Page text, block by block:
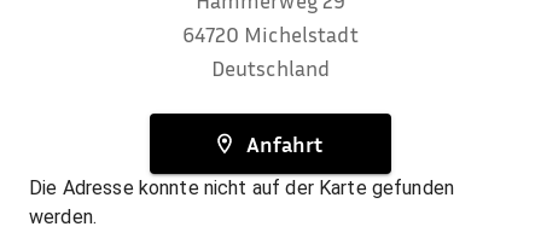
64720 Michelstadt
Deutschland
Anfahrt
Die Adresse konnte nicht auf der Karte gefunden
werden.